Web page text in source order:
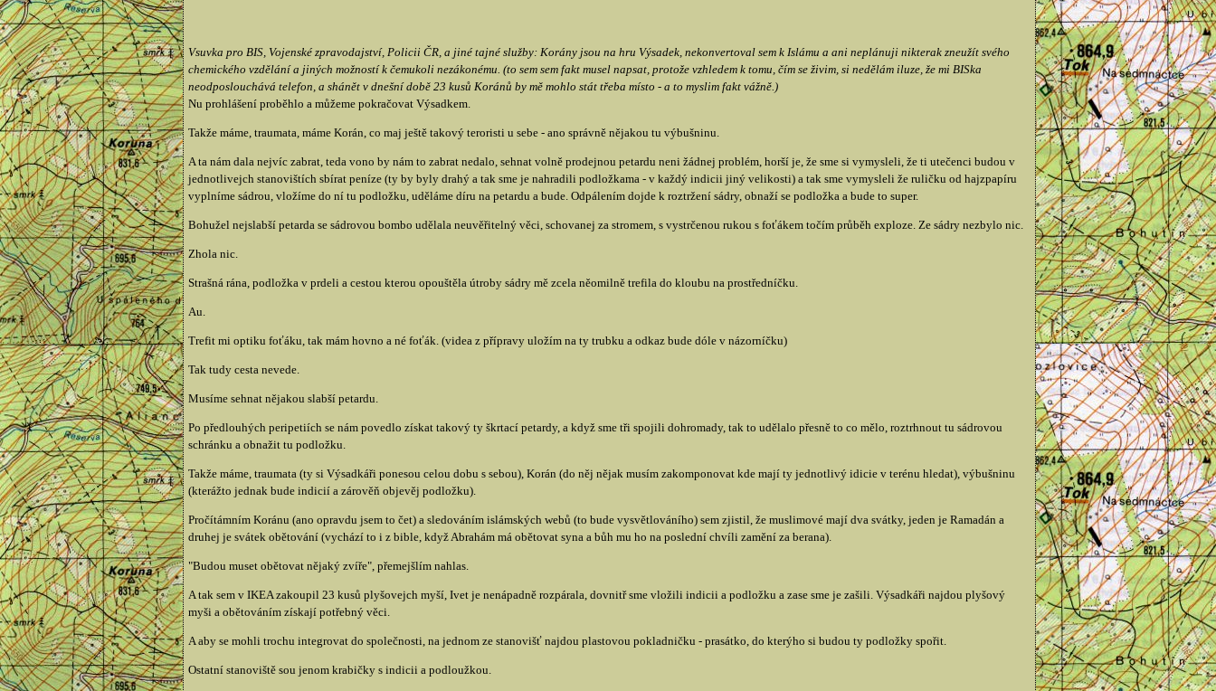
Vsuvka pro BIS, Vojenské zpravodajství, Policii ČR, a jiné tajné služby: Korány jsou na hru Výsadek, nekonvertoval sem k Islámu a ani neplánuji nikterak zneužít svého
chemického vzdělání a jiných možností k čemukoli nezákonému. (to sem sem fakt musel napsat, protože vzhledem k tomu, čím se živim, si nedělám iluze, že mi BISka
neodposlouchává telefon, a shánět v dnešní době 23 kusů Koránů by mě mohlo stát třeba místo - a to myslim fakt vážně.)
Nu prohlášení proběhlo a můžeme pokračovat Výsadkem.
Takže máme, traumata, máme Korán, co maj ještě takový teroristi u sebe - ano správně nějakou tu výbušninu.
A ta nám dala nejvíc zabrat, teda vono by nám to zabrat nedalo, sehnat volně prodejnou petardu neni žádnej problém, horší je, že sme si vymysleli, že ti utečenci budou v
jednotlivejch stanovištích sbírat peníze (ty by byly drahý a tak sme je nahradili podložkama - v každý indicii jiný velikosti) a tak sme vymysleli že ruličku od hajzpapíru
vyplníme sádrou, vložíme do ní tu podložku, uděláme díru na petardu a bude. Odpálením dojde k roztržení sádry, obnaží se podložka a bude to super.
Bohužel nejslabší petarda se sádrovou bombo udělala neuvěřitelný věci, schovanej za stromem, s vystrčenou rukou s foťákem točím průběh exploze. Ze sádry nezbylo nic.
Zhola nic.
Strašná rána, podložka v prdeli a cestou kterou opouštěla útroby sádry mě zcela něomilně trefila do kloubu na prostředníčku.
Au.
Trefit mi optiku foťáku, tak mám hovno a né foťák. (videa z přípravy uložím na ty trubku a odkaz bude dóle v názorníčku)
Tak tudy cesta nevede.
Musíme sehnat nějakou slabší petardu.
Po předlouhých peripetiích se nám povedlo získat takový ty škrtací petardy, a když sme tři spojili dohromady, tak to udělalo přesně to co mělo, roztrhnout tu sádrovou
schránku a obnažit tu podložku.
Takže máme, traumata (ty si Výsadkáři ponesou celou dobu s sebou), Korán (do něj nějak musím zakomponovat kde mají ty jednotlivý idicie v terénu hledat), výbušninu
(kterážto jednak bude indicií a zárověň objevěj podložku).
Pročítámním Koránu (ano opravdu jsem to čet) a sledováním islámských webů (to bude vysvětlováního) sem zjistil, že muslimové mají dva svátky, jeden je Ramadán a
druhej je svátek obětování (vychází to i z bible, když Abrahám má obětovat syna a bůh mu ho na poslední chvíli zamění za berana).
"Budou muset obětovat nějaký zvíře", přemejšlím nahlas.
A tak sem v IKEA zakoupil 23 kusů plyšovejch myší, Ivet je nenápadně rozpárala, dovnitř sme vložili indicii a podložku a zase sme je zašili. Výsadkáři najdou plyšový
myši a obětováním získají potřebný věci.
A aby se mohli trochu integrovat do společnosti, na jednom ze stanovišť najdou plastovou pokladničku - prasátko, do kterýho si budou ty podložky spořit.
Ostatní stanoviště sou jenom krabičky s indicii a podloužkou.